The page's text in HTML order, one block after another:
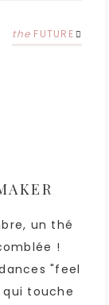
the FUTURE
un thé
!
"feel
touche